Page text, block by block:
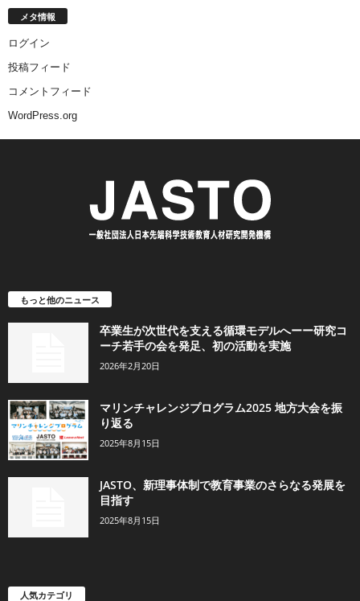
メタ情報
ログイン
投稿フィード
コメントフィード
WordPress.org
もっと他のニュース
卒業生が次世代を支える循環モデルへーー研究コ
ーチ若手の会を発足、初の活動を実施
2026年2月20日
マリンチャレンジプログラム2025 地方大会を振
り返る
2025年8月15日
JASTO、新理事体制で教育事業のさらなる発展を
目指す
2025年8月15日
人気カテゴリ